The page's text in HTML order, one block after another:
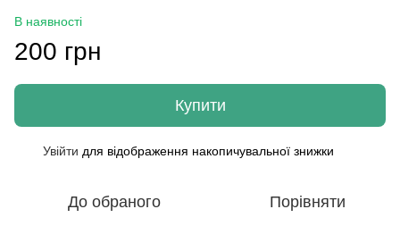
В наявності
200 грн
Купити
Увійти для відображення накопичувальної знижки
До обраного Порівняти